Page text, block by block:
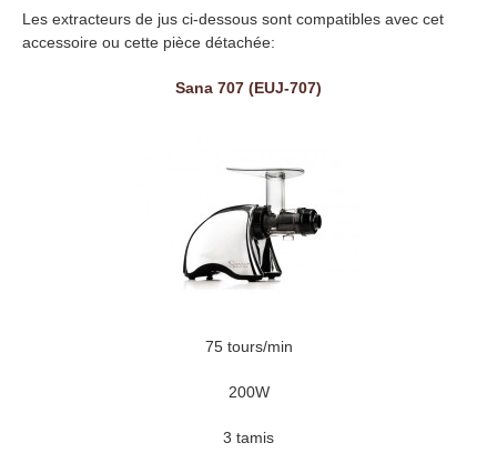
Les extracteurs de jus ci-dessous sont compatibles avec cet
accessoire ou cette pièce détachée:
Sana 707 (EUJ-707)
75 tours/min
200W
3 tamis